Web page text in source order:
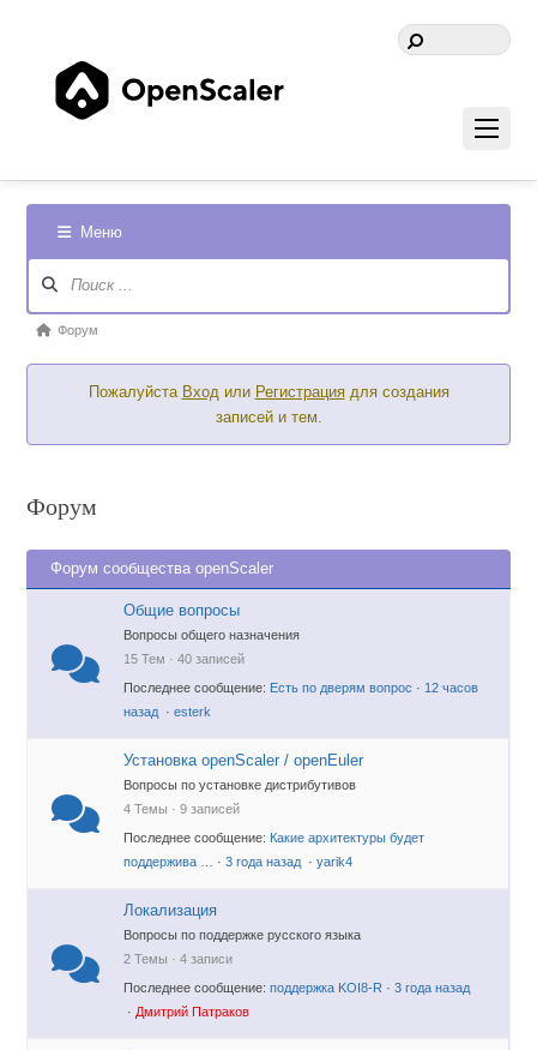
Меню
Форума
ФорумФорум
Пожалуйста Входили Регистрациядля создания
записей и тем.
Форум
Форум сообщества openScaler
Общие вопросы
Вопросы общего назначения
15 Тем · 40 записей
Последнее сообщение: Есть по дверям вопрос · 12 часов
назад ·esterk
Установка openScaler / openEuler
Вопросы по установке дистрибутивов
4 Темы · 9 записей
Последнее сообщение: Какие архитектуры будет
поддержива …
·3 года назад ·yarik4
Локализация
Вопросы по поддержке русского языка
2 Темы · 4 записи
Последнее сообщение:поддержка KOI8-R ·3 года назад
· Дмитрий Патраков